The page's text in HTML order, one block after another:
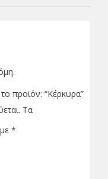
προϊόν: “Κέρκυρα”
Τα
*